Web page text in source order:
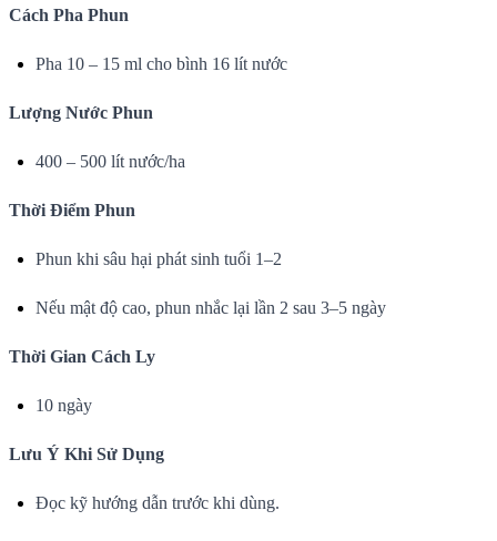
Cách Pha Phun
Pha 10 – 15 ml cho bình 16 lít nước
Lượng Nước Phun
400 – 500 lít nước/ha
Thời Điểm Phun
Phun khi sâu hại phát sinh tuổi 1–2
Nếu mật độ cao, phun nhắc lại lần 2 sau 3–5 ngày
Thời Gian Cách Ly
10 ngày
Lưu Ý Khi Sử Dụng
Đọc kỹ hướng dẫn trước khi dùng.